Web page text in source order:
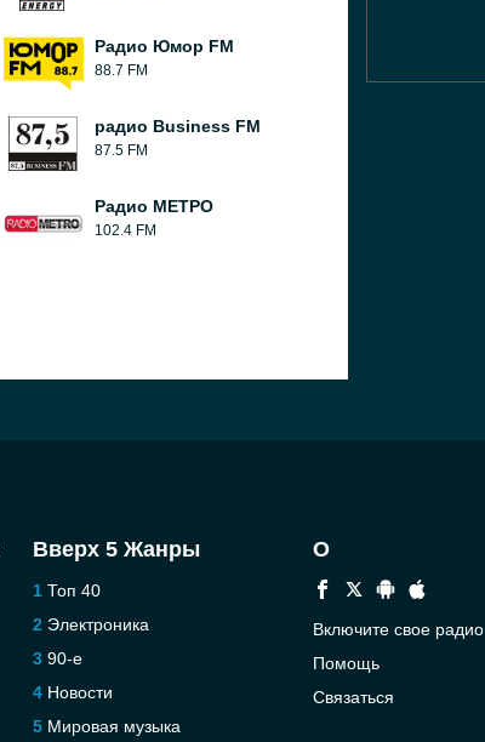
Радио Юмор FM
88.7 FM
радио Business FM
87.5 FM
Радио МЕТРО
102.4 FM
Вверх 5 Жанры
Топ 40
Электроника
90-е
Новости
Мировая музыка
О
Включите свое радио
Помощь
Связаться